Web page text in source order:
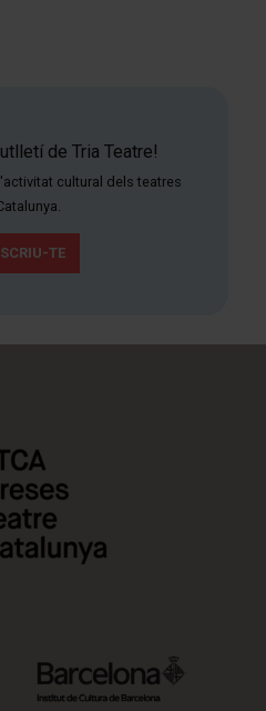
de Tria Teatre!
cultural dels teatres
TE